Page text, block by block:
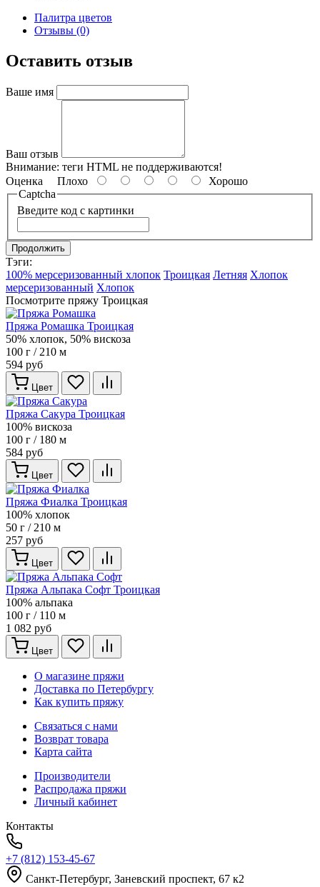
Палитра цветов
Отзывы (0)
Оставить отзыв
Ваше имя
Ваш отзыв
Внимание: теги HTML не поддерживаются!
Оценка Плохо
Хорошо
Captcha
Введите код с картинки
Продолжить
Тэги:
100% мерсеризованный хлопок Троицкая Летняя Хлопок
мерсеризованный Хлопок
Посмотрите пряжу Троицкая
Пряжа Ромашка Троицкая
50% хлопок, 50% вискоза
100 г / 210 м
594 руб
Цвет
Пряжа Сакура Троицкая
100% вискоза
100 г / 180 м
584 руб
Цвет
Пряжа Фиалка Троицкая
100% хлопок
50 г / 210 м
257 руб
Цвет
Пряжа Альпака Софт Троицкая
100% альпака
100 г / 110 м
1 082 руб
Цвет
О магазине пряжи
Доставка по Петербургу
Как купить пряжу
Связаться с нами
Возврат товара
Карта сайта
Производители
Распродажа пряжи
Личный кабинет
Контакты
+7 (812) 153-45-67
Санкт-Петербург, ​Заневский проспект, 67 к2